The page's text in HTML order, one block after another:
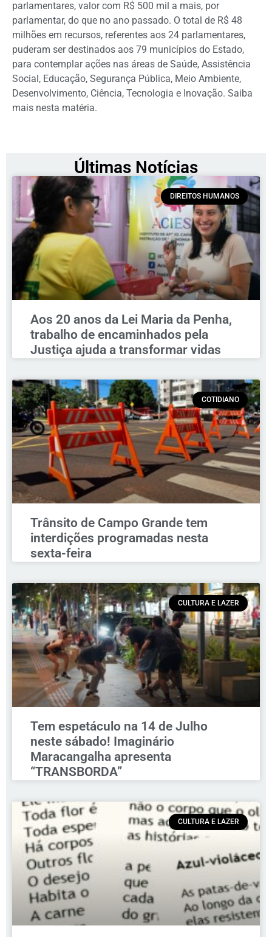
parlamentares, valor com R$ 500 mil a mais, por
parlamentar, do que no ano passado. O total de R$ 48
milhões em recursos, referentes aos 24 parlamentares,
puderam ser destinados aos 79 municípios do Estado,
para contemplar ações nas áreas de Saúde, Assistência
Social, Educação, Segurança Pública, Meio Ambiente,
Desenvolvimento, Ciência, Tecnologia e Inovação. Saiba
mais nesta matéria.
Últimas Notícias
DIREITOS HUMANOS
Aos 20 anos da Lei Maria da Penha,
trabalho de encaminhados pela
Justiça ajuda a transformar vidas
COTIDIANO
Trânsito de Campo Grande tem
interdições programadas nesta
sexta-feira
CULTURA E LAZER
Tem espetáculo na 14 de Julho
neste sábado! Imaginário
Maracangalha apresenta
“TRANSBORDA”
CULTURA E LAZER